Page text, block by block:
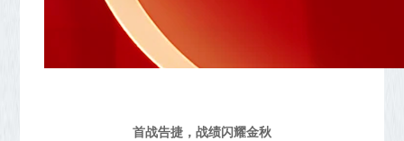
首战告捷，战绩闪耀金秋